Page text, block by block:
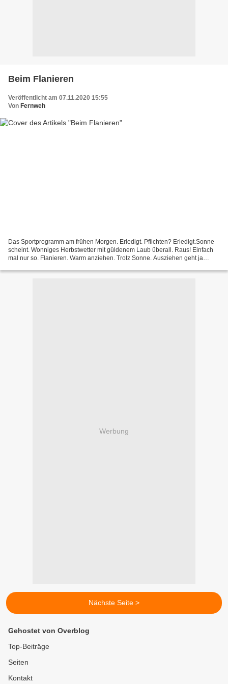
Beim Flanieren
Veröffentlicht am 07.11.2020 15:55
Von Fernweh
Das Sportprogramm am frühen Morgen. Erledigt. Pflichten? Erledigt.Sonne
scheint. Wonniges Herbstwetter mit güldenem Laub überall. Raus! Einfach
mal nur so. Flanieren. Warm anziehen. Trotz Sonne. Ausziehen geht ja
Werbung
Nächste Seite >
Gehostet von Overblog
Top-Beiträge
Seiten
Kontakt